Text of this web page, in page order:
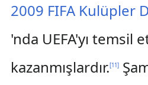
2009 FIFA Kulüpler
'nda UEFA'yı temsil
kazanmışlardır.[11]